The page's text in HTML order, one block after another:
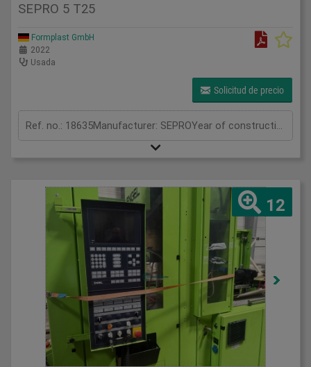
SEPRO 5 T25
Formplast GmbH
2022
Usada
Solicitud de precio
Ref. no.: 18635Manufacturer: SEPROYear of construction: 2022Further information:The SEPRO S5-25 med is a powerful 3-axis servo linear robot designed for automated part removal and handling applications on injection moulding machines.The robot is in very good technical and cosmetic condition and comes from a clean production environment. The “med” version is specifically designed for medical manufacturing and cleanroom applications.The robot was used exclusively for testing and training purposes and therefore has very low operating hours.The robot is additionally fitted with a Zimmer Group pneumatic rotation module and a Gimatic QCY90-A Quick Tool Changer system.The Zimmer module allows components to be rotated between defined positions, while the Gimatic system enables quick changing of grippers or vacuum tooling. These additional features increase the flexibility of the robot for a wide range of automation applications.
12